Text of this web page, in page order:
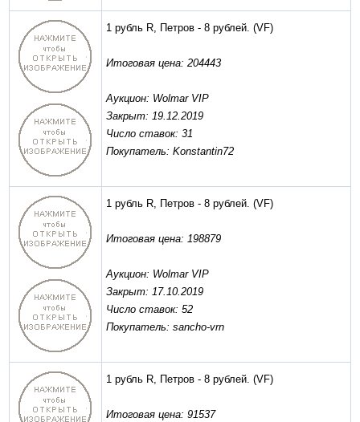
1 рубль R, Петров - 8 рублей. (VF)
Итоговая цена: 204443
Аукцион: Wolmar VIP
Закрыт: 19.12.2019
Число ставок: 31
Покупатель: Konstantin72
1 рубль R, Петров - 8 рублей. (VF)
Итоговая цена: 198879
Аукцион: Wolmar VIP
Закрыт: 17.10.2019
Число ставок: 52
Покупатель: sancho-vrn
1 рубль R, Петров - 8 рублей. (VF)
Итоговая цена: 91537